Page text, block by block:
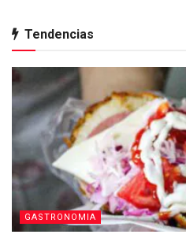
Tendencias
GASTRONOMIA